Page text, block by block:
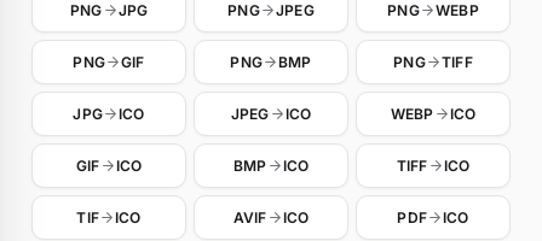
PNG JPG PNG JPEG PNG WEBP
PNG GIF PNG BMP PNG TIFF
JPG ICO JPEG ICO WEBP ICO
GIF ICO BMP ICO TIFF ICO
TIF ICO AVIF ICO PDF ICO